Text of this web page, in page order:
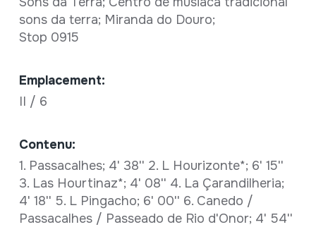
sons da terra; Miranda do Douro;
Stop 0915
Emplacement:
II / 6
Contenu:
1. Passacalhes; 4' 38'' 2. L Hourizonte*; 6' 15''
3. Las Hourtinaz*; 4' 08'' 4. La Çarandilheria;
4' 18'' 5. L Pingacho; 6' 00'' 6. Canedo /
Passacalhes / Passeado de Rio d'Onor; 4' 54''